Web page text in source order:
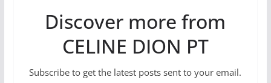
Discover more from
CELINE DION PT
Subscribe to get the latest posts sent to your email.